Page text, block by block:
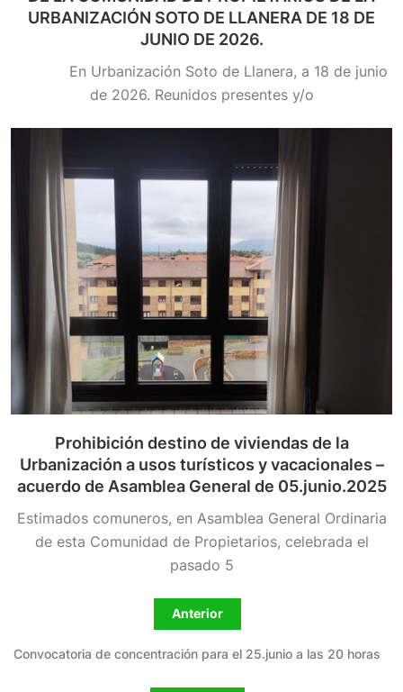
URBANIZACIÓN SOTO DE LLANERA DE 18 DE
JUNIO DE 2026.
En Urbanización Soto de Llanera, a 18 de junio
de 2026. Reunidos presentes y/o
Prohibición destino de viviendas de la
Urbanización a usos turísticos y vacacionales –
acuerdo de Asamblea General de 05.junio.2025
Estimados comuneros, en Asamblea General Ordinaria
de esta Comunidad de Propietarios, celebrada el
pasado 5
Anterior
Convocatoria de concentración para el 25.junio a las 20 horas